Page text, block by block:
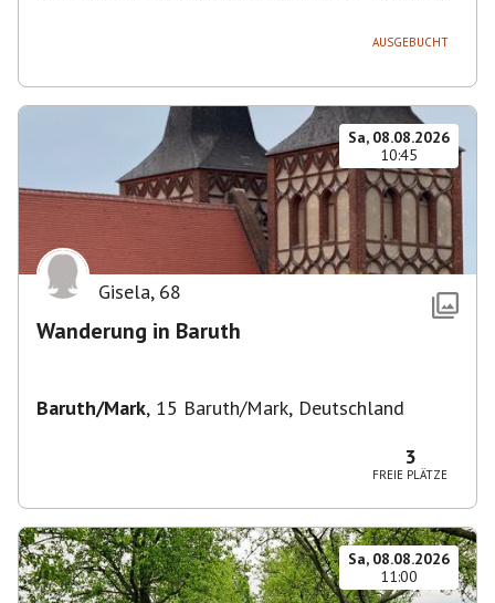
AUSGEBUCHT
Sa, 08.08.2026
10:45
Gisela, 68
Wanderung in Baruth
Baruth/Mark, 15 Baruth/Mark, Deutschland
3
FREIE PLÄTZE
Sa, 08.08.2026
11:00